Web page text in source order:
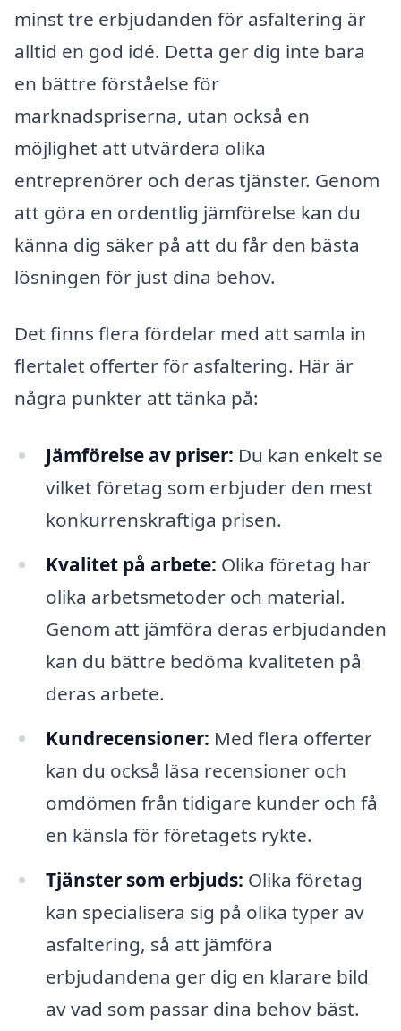
minst tre erbjudanden för asfaltering är
alltid en god idé. Detta ger dig inte bara
en bättre förståelse för
marknadspriserna, utan också en
möjlighet att utvärdera olika
entreprenörer och deras tjänster. Genom
att göra en ordentlig jämförelse kan du
känna dig säker på att du får den bästa
lösningen för just dina behov.
Det finns flera fördelar med att samla in
flertalet offerter för asfaltering. Här är
några punkter att tänka på:
Jämförelse av priser: Du kan enkelt se
vilket företag som erbjuder den mest
konkurrenskraftiga prisen.
Kvalitet på arbete: Olika företag har
olika arbetsmetoder och material.
Genom att jämföra deras erbjudanden
kan du bättre bedöma kvaliteten på
deras arbete.
Kundrecensioner: Med flera offerter
kan du också läsa recensioner och
omdömen från tidigare kunder och få
en känsla för företagets rykte.
Tjänster som erbjuds: Olika företag
kan specialisera sig på olika typer av
asfaltering, så att jämföra
erbjudandena ger dig en klarare bild
av vad som passar dina behov bäst.